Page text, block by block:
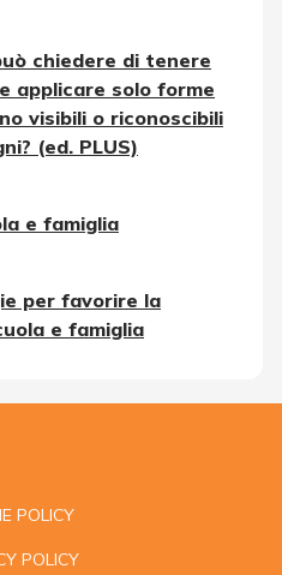
chiedere di tenere
applicare solo forme
visibili o riconoscibili
(ed. PLUS)
e famiglia
per favorire la
e famiglia
POLICY
POLICY